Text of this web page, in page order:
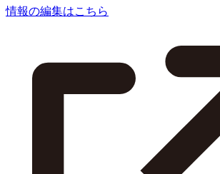
情報の編集はこちら